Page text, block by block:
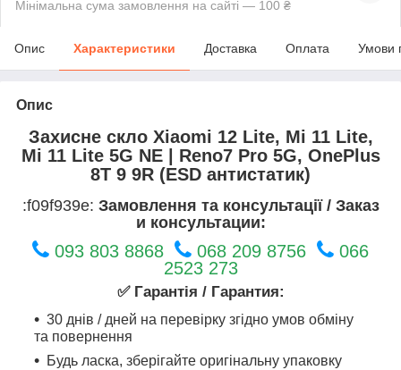
Мінімальна сума замовлення на сайті — 100 ₴
Опис Характеристики Доставка Оплата Умови
Опис
Захисне скло Xiaomi 12 Lite, Mi 11 Lite,
Mi 11 Lite 5G NE | Reno7 Pro 5G, OnePlus
8T 9 9R (ESD антистатик)
:f09f939e: Замовлення та консультації / Заказ
и консультации:
093 803 8868 068 209 8756
066
2523 273
✅ Гарантія / Гарантия:
30 днів / дней на перевірку згідно умов обміну
та повернення
Будь ласка, зберігайте оригінальну упаковку